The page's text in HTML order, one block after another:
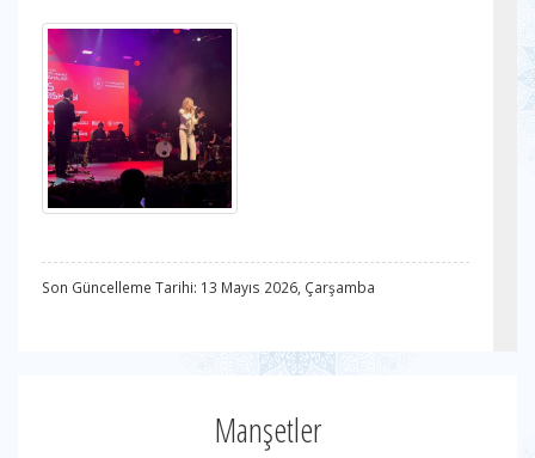
Son Güncelleme Tarihi: 13 Mayıs 2026, Çarşamba
Manşetler